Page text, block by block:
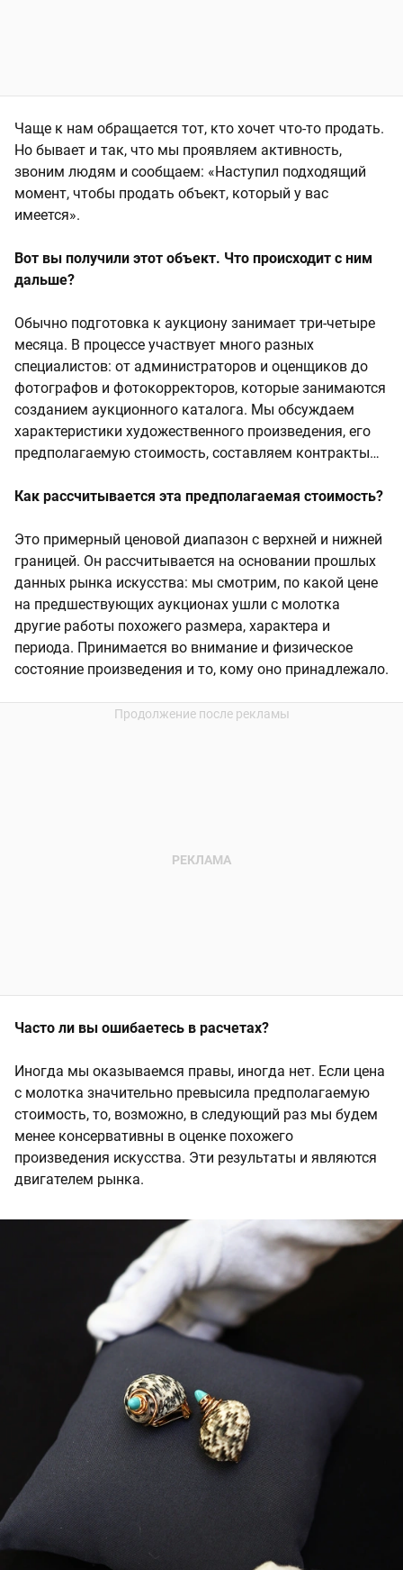
Чаще к нам обращается тот, кто хочет что-то продать.
Но бывает и так, что мы проявляем активность,
звоним людям и сообщаем: «Наступил подходящий
момент, чтобы продать объект, который у вас
имеется».
Вот вы получили этот объект. Что происходит с ним
дальше?
Обычно подготовка к аукциону занимает три-четыре
месяца. В процессе участвует много разных
специалистов: от администраторов и оценщиков до
фотографов и фотокорректоров, которые занимаются
созданием аукционного каталога. Мы обсуждаем
характеристики художественного произведения, его
предполагаемую стоимость, составляем контракты…
Как рассчитывается эта предполагаемая стоимость?
Это примерный ценовой диапазон с верхней и нижней
границей. Он рассчитывается на основании прошлых
данных рынка искусства: мы смотрим, по какой цене
на предшествующих аукционах ушли с молотка
другие работы похожего размера, характера и
периода. Принимается во внимание и физическое
состояние произведения и то, кому оно принадлежало.
Часто ли вы ошибаетесь в расчетах?
Иногда мы оказываемся правы, иногда нет. Если цена
с молотка значительно превысила предполагаемую
стоимость, то, возможно, в следующий раз мы будем
менее консервативны в оценке похожего
произведения искусства. Эти результаты и являются
двигателем рынка.